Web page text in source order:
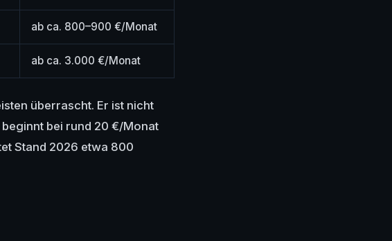
ab ca. 800–900 €/Monat
ab ca. 3.000 €/Monat
überrascht. Er ist nicht
bei rund 20 €/Monat
Stand 2026 etwa 800